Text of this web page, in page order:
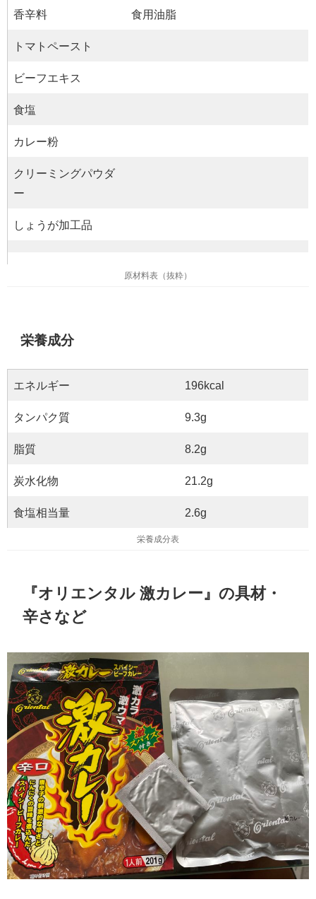
香辛料 食用油脂
トマトペースト
ビーフエキス
食塩
カレー粉
クリーミングパウダ
ー
しょうが加工品
原材料表（抜粋）
栄養成分
エネルギー 196kcal
タンパク質 9.3g
脂質 8.2g
炭水化物 21.2g
食塩相当量 2.6g
栄養成分表
『オリエンタル 激カレー』の具材・
辛さなど